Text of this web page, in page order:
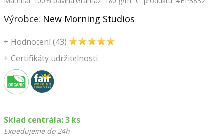
Sklad centrála: 3 ks
Expedujeme do 24h
+ Certifikáty udržitelnosti
Výrobce: New Morning Studios
+ Hodnocení (43)